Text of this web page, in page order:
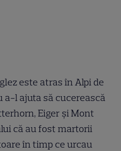
este atras în Alpi de
l ajuta să cucerească
Eiger şi Mont
că au fost martorii
în timp ce urcau